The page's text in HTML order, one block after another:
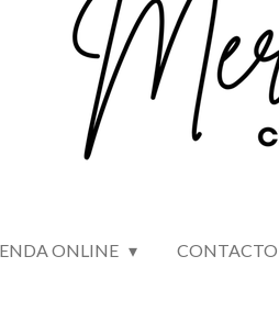
ONLINE CONTACTO